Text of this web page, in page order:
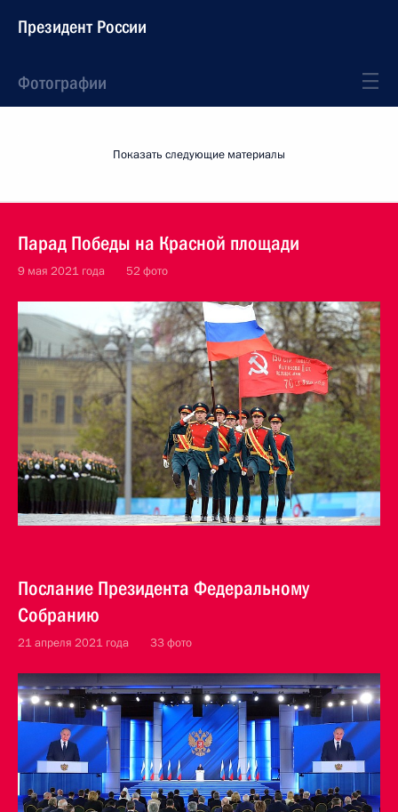
Президент России
Фотографии
Показать следующие материалы
Парад Победы на Красной площади
9 мая 2021 года 52 фото
Послание Президента Федеральному
Собранию
21 апреля 2021 года 33 фото